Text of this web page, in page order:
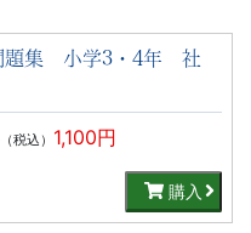
題集 小学3・4年 社
（税込） 1,100円
購入